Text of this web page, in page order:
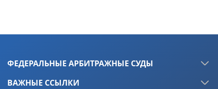
ФЕДЕРАЛЬНЫЕ АРБИТРАЖНЫЕ СУДЫ
ВАЖНЫЕ ССЫЛКИ